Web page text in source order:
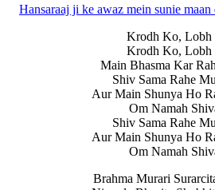
Hansaraaj ji ke awaz mein sunie
Krodh Ko, Lobh
Krodh Ko, Lobh
Main Bhasma Kar
Shiv Sama Rahe
Aur Main Shunya Ho
Om Namah
Shiv Sama Rahe
Aur Main Shunya Ho
Om Namah
Brahma Murari